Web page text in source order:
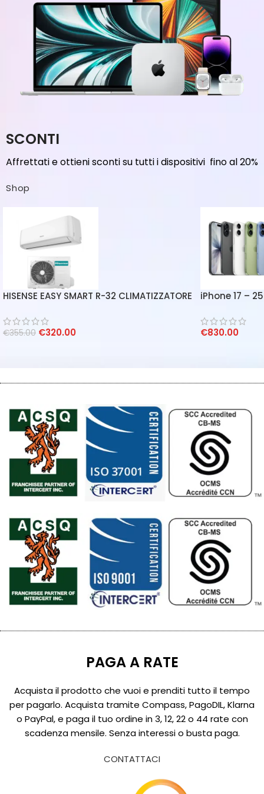
SCONTI
Affrettati e ottieni sconti su tutti i dispositivi fino al 20%
Shop
HISENSE EASY SMART R-32 CLIMATIZZATORE
INTEGRATO A++/A+
€355.00 €320.00
iPhone 17 –
€830.00
PAGA A RATE
Acquista il prodotto che vuoi e prenditi tutto il tempo
per pagarlo. Acquista tramite Compass, PagoDIL, Klarna
o PayPal, e paga il tuo ordine in 3, 12, 22 o 44 rate con
scadenza mensile. Senza interessi o busta paga.
CONTATTACI